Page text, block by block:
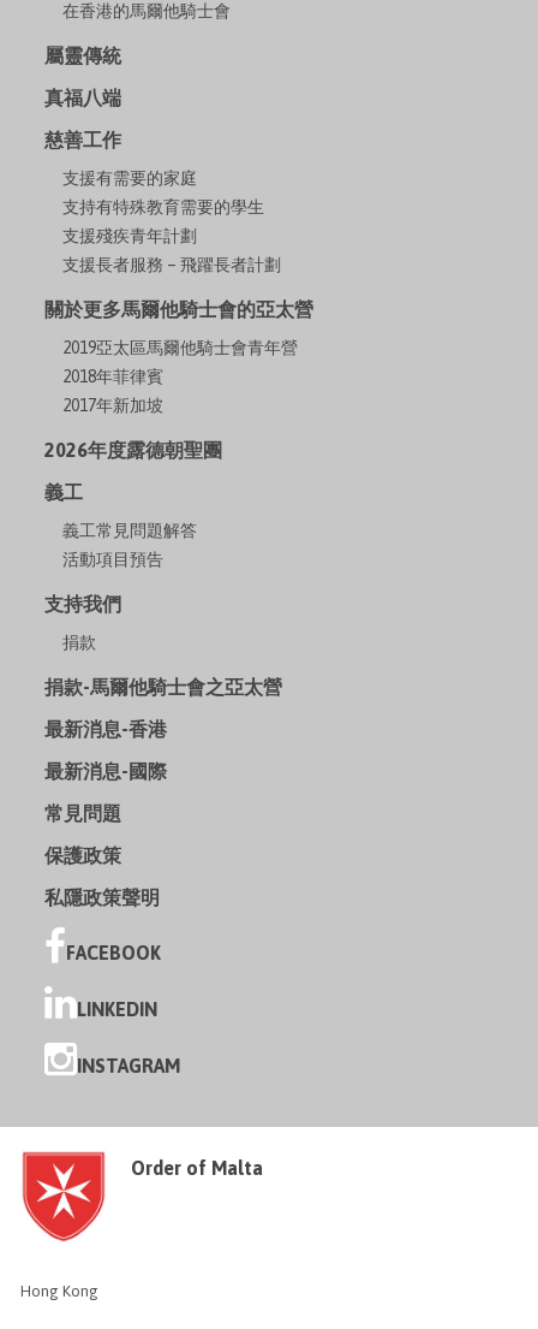
在香港的馬爾他騎士會
屬靈傳統
真福八端
慈善工作
支援有需要的家庭
支持有特殊教育需要的學生
支援殘疾青年計劃
支援長者服務 – 飛躍長者計劃
關於更多馬爾他騎士會的亞太營
2019亞太區馬爾他騎士會青年營
2018年菲律賓
2017年新加坡
2026年度露德朝聖團
義工
義工常見問題解答
活動項目預告
支持我們
捐款
捐款-馬爾他騎士會之亞太營
最新消息-香港
最新消息-國際
常見問題
保護政策
私隱政策聲明
FACEBOOK
LINKEDIN
INSTAGRAM
Order of Malta
Hong Kong